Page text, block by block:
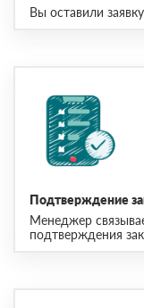
Вы оставили
Подтверждение
Менеджер
подтверждения